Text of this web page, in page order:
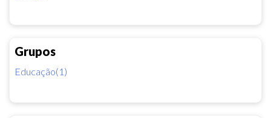
Grupos
Educação(1)